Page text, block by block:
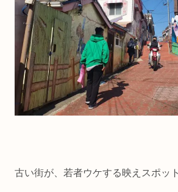
古い街が、若者ウケする映えスポッ